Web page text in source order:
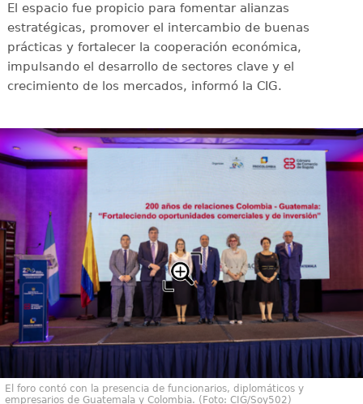
El espacio fue propicio para fomentar alianzas
estratégicas, promover el intercambio de buenas
prácticas y fortalecer la cooperación económica,
impulsando el desarrollo de sectores clave y el
crecimiento de los mercados, informó la CIG.
El foro contó con la presencia de funcionarios, diplomáticos y
empresarios de Guatemala y Colombia. (Foto: CIG/Soy502)